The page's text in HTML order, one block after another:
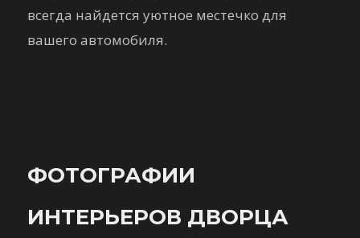
всегда найдется уютное местечко для
вашего автомобиля.
ФОТОГРАФИИ
ИНТЕРЬЕРОВ ДВОРЦА